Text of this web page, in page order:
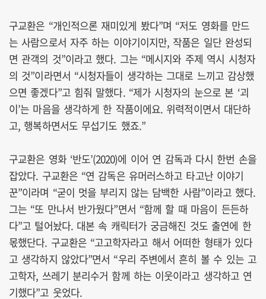
구교환은 “개인적으론 재미있게 봤다”며 “저도 영화를 만드
는 사람으로서 자주 하는 이야기이지만, 작품은 일단 완성되
면 관객의 것”이라고 했다. 그는 “메시지와 주제 역시 시청자
의 것”이라면서 “시청자들이 생각하는 그대로 느끼고 감상했
으면 좋겠다”고 힘줘 말했다. “제가 시청자의 눈으로 본 ‘괴
이’는 마음을 생각하게 한 작품이에요. 위력적이면서 대단하
고, 행복하면서도 무섭기도 했죠.”
구교환은 영화 ‘반도’(2020)에 이어 연 감독과 다시 한번 손을
잡았다. 구교환은 “연 감독은 유머러스하고 타고난 이야기
꾼”이라며 “굳이 멋을 부리지 않는 담백한 사람”이라고 했다.
그는 “또 만나서 반가웠다”면서 “함께 할 때 마음이 든든하
다”고 털어놨다. 대본 속 캐릭터가 궁금해진 것도 출연에 한
몫했단다. 구교환은 “고고학자라고 해서 어떠한 형태가 있다
고 생각하지 않았다”면서 “우리 주변에서 흔히 볼 수 있는 고
고학자, 쓰레기 분리수거 함께 하는 이웃이라고 생각하고 연
기했다”고 웃었다.